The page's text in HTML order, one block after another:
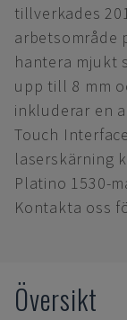
tillverkades
arbetsområde
hantera mjukt
upp till 8 mm
inkluderar en
Touch
laserskärning
Platino 1530-
Kontakta oss
Översikt